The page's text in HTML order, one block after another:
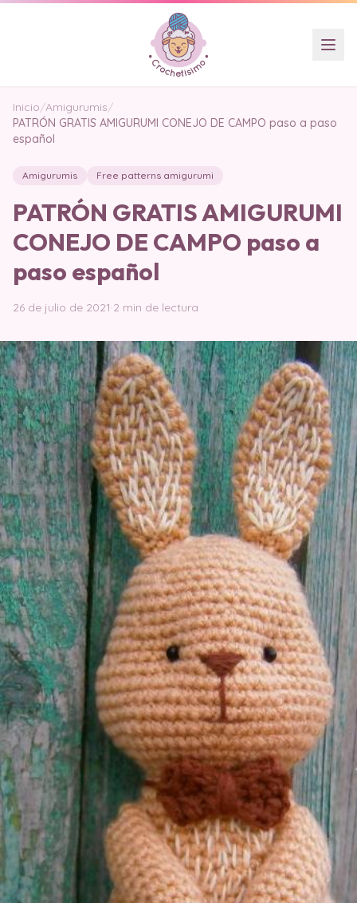
Inicio/Amigurumis/
PATRÓN GRATIS AMIGURUMI CONEJO DE CAMPO paso a paso
español
Amigurumis Free patterns amigurumi
PATRÓN GRATIS AMIGURUMI
CONEJO DE CAMPO paso a
paso español
26 de julio de 2021·2 min de lectura